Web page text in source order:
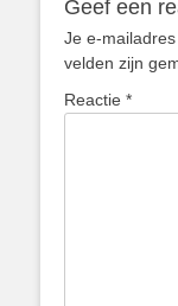
Geef een
Je e-
velden zijn
Reactie *